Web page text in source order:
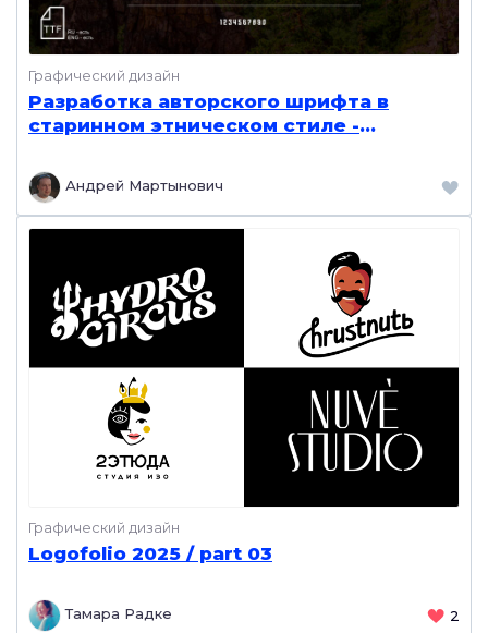
Графический дизайн
Разработка авторского шрифта в
старинном этническом стиле -
Андрей Мартынович
Графический дизайн
Logofolio 2025 / part 03
Тамара Радке 2